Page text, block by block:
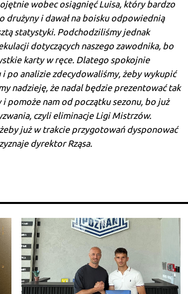
wobec osiągnięć Luisa, który bardzo
drużyny i dawał na boisku odpowiednią
statystyki. Podchodziliśmy jednak
dotyczących naszego zawodnika, bo
karty w ręce. Dlatego spokojnie
i po analizie zdecydowaliśmy, żeby wykupić
nadzieję, że nadal będzie prezentować tak
pomoże nam od początku sezonu, bo już
czyli eliminacje Ligi Mistrzów.
już w trakcie przygotowań dysponować
dyrektor Rząsa.